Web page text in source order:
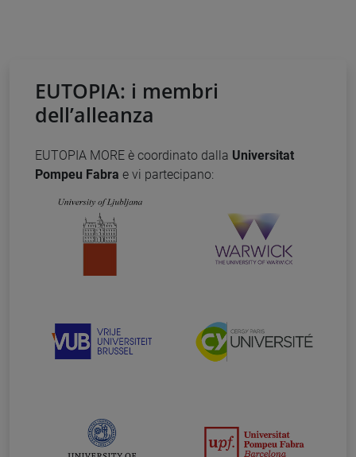
EUTOPIA: i membri
dell’alleanza
EUTOPIA MORE è coordinato dalla Universitat
Pompeu Fabra e vi partecipano: